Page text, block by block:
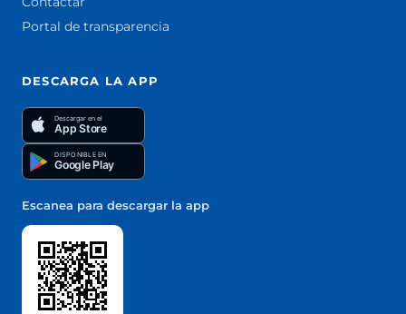
Portal de transparencia
DESCARGA LA APP
Descargar en el
App Store
DISPONIBLE EN
Google Play
Escanea para descargar la app